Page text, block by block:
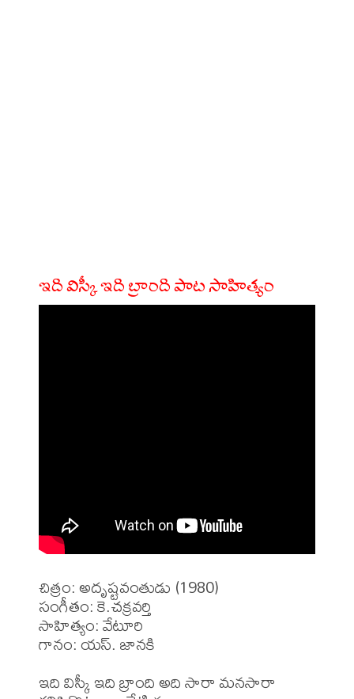
ఇది విస్కీ ఇది బ్రాంది పాట సాహిత్యం
చిత్రం: అదృష్టవంతుడు (1980)
సంగీతం: కె.చక్రవర్తి
సాహిత్యం: వేటూరి
గానం: యస్. జానకి
ఇది విస్కీ ఇది బ్రాంది అది సారా మనసారా